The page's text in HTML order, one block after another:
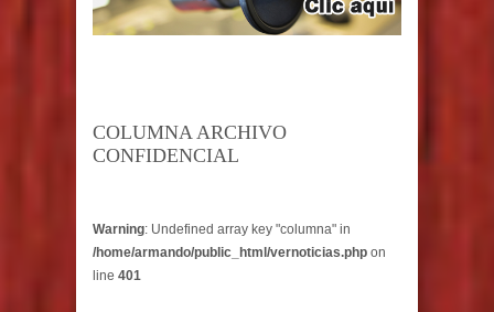
COLUMNA ARCHIVO
CONFIDENCIAL
Warning: Undefined array key "columna" in
/home/armando/public_html/vernoticias.php on
line 401